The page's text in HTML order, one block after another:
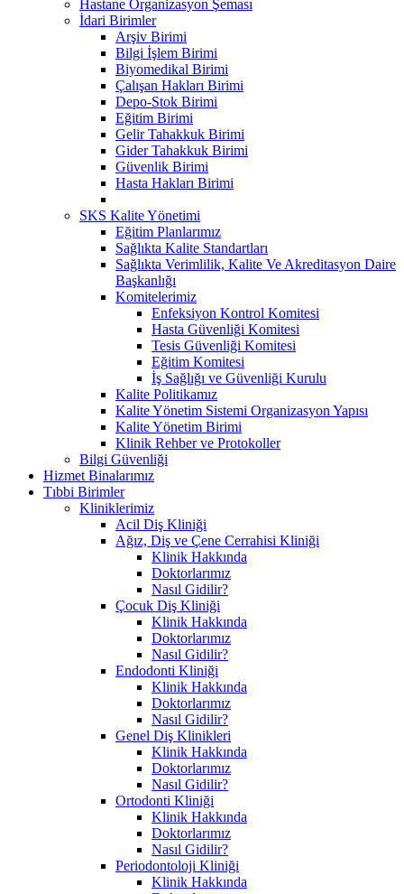
Hastane Organizasyon Şeması
İdari Birimler
Arşiv Birimi
Bilgi İşlem Birimi
Biyomedikal Birimi
Çalışan Hakları Birimi
Depo-Stok Birimi
Eğitim Birimi
Gelir Tahakkuk Birimi
Gider Tahakkuk Birimi
Güvenlik Birimi
Hasta Hakları Birimi
SKS Kalite Yönetimi
Eğitim Planlarımız
Sağlıkta Kalite Standartları
Sağlıkta Verimlilik, Kalite Ve Akreditasyon Daire
Başkanlığı
Komitelerimiz
Enfeksiyon Kontrol Komitesi
Hasta Güvenliği Komitesi
Tesis Güvenliği Komitesi
Eğitim Komitesi
İş Sağlığı ve Güvenliği Kurulu
Kalite Politikamız
Kalite Yönetim Sistemi Organizasyon Yapısı
Kalite Yönetim Birimi
Klinik Rehber ve Protokoller
Bilgi Güvenliği
Hizmet Binalarımız
Tıbbi Birimler
Kliniklerimiz
Acil Diş Kliniği
Ağız, Diş ve Çene Cerrahisi Kliniği
Klinik Hakkında
Doktorlarımız
Nasıl Gidilir?
Çocuk Diş Kliniği
Klinik Hakkında
Doktorlarımız
Nasıl Gidilir?
Endodonti Kliniği
Klinik Hakkında
Doktorlarımız
Nasıl Gidilir?
Genel Diş Klinikleri
Klinik Hakkında
Doktorlarımız
Nasıl Gidilir?
Ortodonti Kliniği
Klinik Hakkında
Doktorlarımız
Nasıl Gidilir?
Periodontoloji Kliniği
Klinik Hakkında